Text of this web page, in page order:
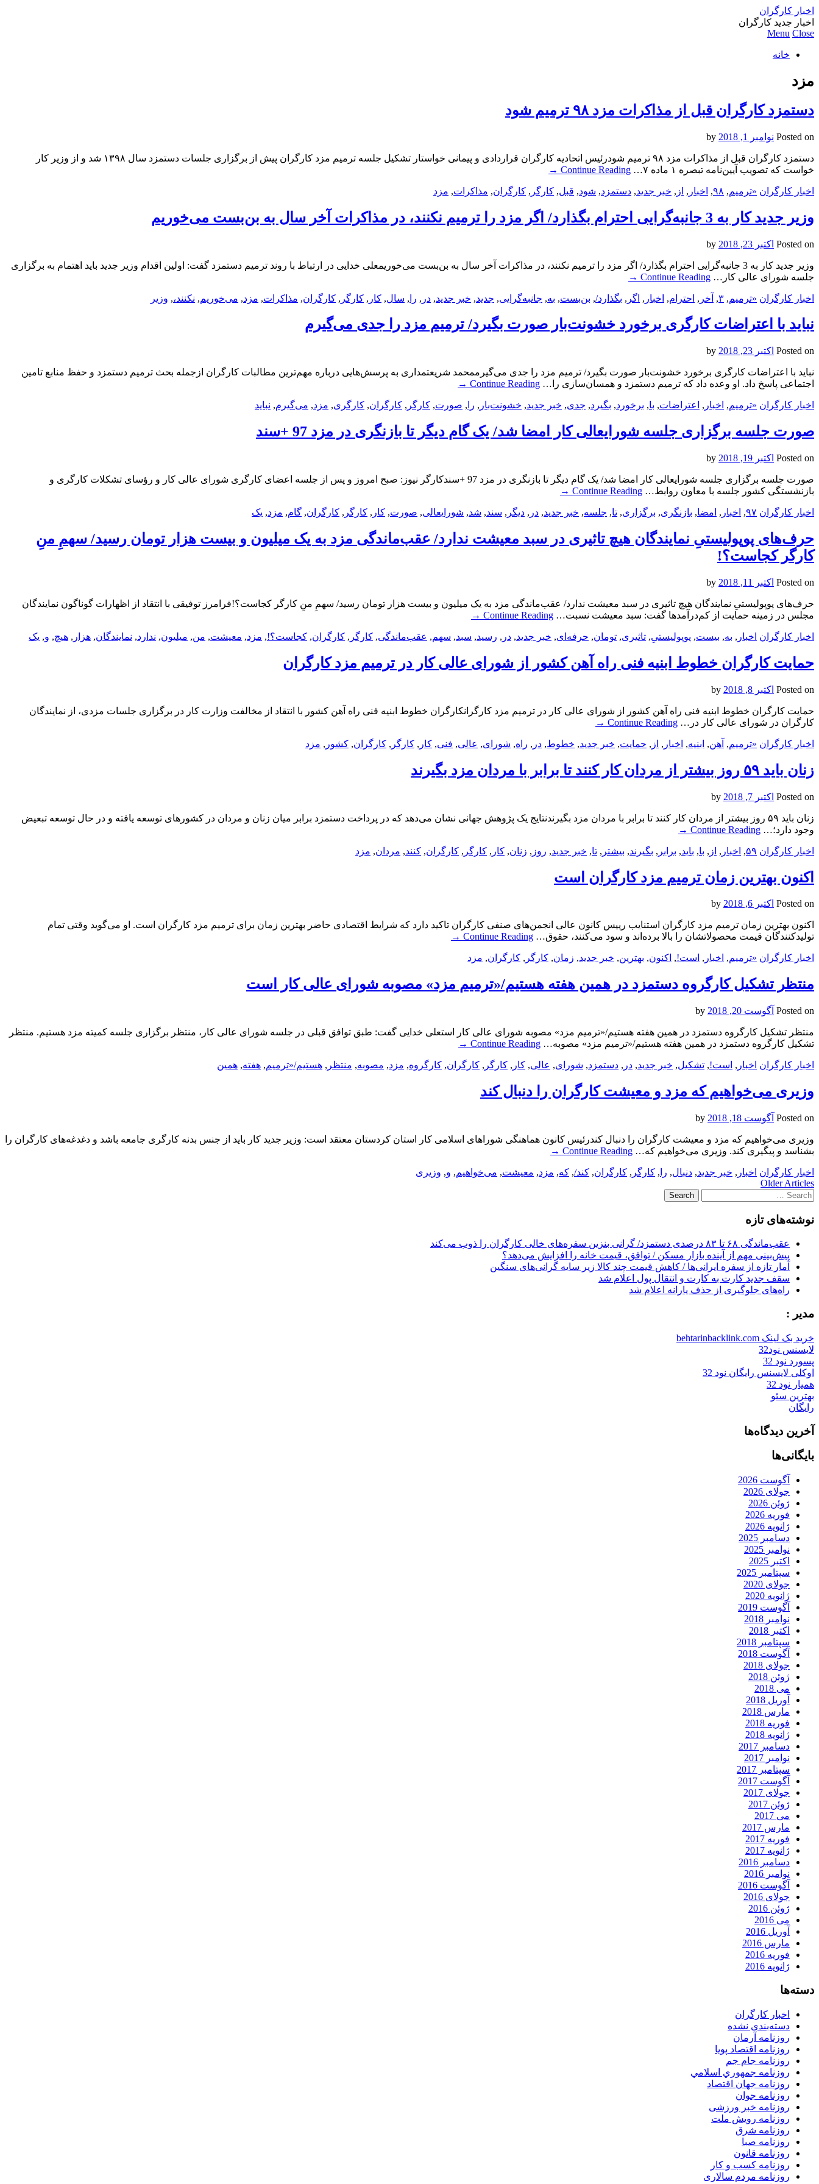
اخبار کارگران
اخبار جدید کارگران
Menu Close
خانه
مزد
دستمزد کارگران قبل از مذاکرات مزد ۹۸ ترمیم شود
Posted on نوامبر 1, 2018
دستمزد کارگران قبل از مذاکرات مزد ۹۸ ترمیم شودرئیس اتحادیه کارگران قراردادی و پیمانی خواستار تشکیل جلسه ترمیم مزد کارگران پیش از برگزاری جلسات دستمزد سال ۱۳۹۸ شد و از وزیر کار
خواست که تصویب آیین‌نامه تبصره ۱ ماده ۷…
Continue Reading
→
اخبار کارگران «ترمیم, ٩٨, اخبار , از , خبر جدید, دستمزد, شود, قبل, کارگر , کارگران, مذاکرات, مزد
وزیر جدید کار به 3 جانبه‌گرایی احترام بگذارد/ اگر مزد را ترمیم نکنند، در مذاکرات آخر سال به بن‌بست می‌خوریم
Posted on اکتبر 23, 2018
وزیر جدید کار به 3 جانبه‌گرایی احترام بگذارد/ اگر مزد را ترمیم نکنند، در مذاکرات آخر سال به بن‌بست می‌خوریمعلی خدایی در ارتباط با روند ترمیم دستمزد گفت: اولین اقدام وزیر جدید باید اهتمام به برگزاری
جلسه شورای عالی کار… Continue Reading
→
اخبار کارگران «ترمیم, ۳, آخر , احترام, اخبار , اگر , بگذارد/, بن‌بست, به, جانبه‌‌گرایی, جدید, خبر جدید, در , را , سال, کار , کارگر , کارگران, مذاکرات, مزد, می‌خوریم, نکنند،, وزیر
نباید با اعتراضات کارگری برخورد خشونت‌بار صورت بگیرد/ ترمیم مزد را جدی می‌گیرم
Posted on اکتبر 23, 2018
نباید با اعتراضات کارگری برخورد خشونت‌بار صورت بگیرد/ ترمیم مزد را جدی می‌گیرممحمد شریعتمداری به پرسش‌هایی درباره مهم‌ترین مطالبات کارگران ازجمله بحث ترمیم دستمزد و حفظ منابع تامین
اجتماعی پاسخ داد. او وعده داد که ترمیم دستمزد و همسان‌سازی را… Continue Reading
→
اخبار کارگران «ترمیم, اخبار , اعتراضات, با, برخورد, بگیرد, جدی, خبر جدید, خشونت‌بار , را , صورت, کارگر , کارگران, کارگری, مزد, می‌گیرم, نباید
صورت جلسه برگزاری جلسه شورایعالی کار امضا شد/ یک گام دیگر تا بازنگری در مزد 97 +سند
Posted on اکتبر 19, 2018
صورت جلسه برگزاری جلسه شورایعالی کار امضا شد/ یک گام دیگر تا بازنگری در مزد 97 +سندکارگر نیوز: صبح امروز و پس از جلسه اعضای کارگری شورای عالی کار و رؤسای تشکلات کارگری و
بازنشستگی کشور جلسه با معاون روابط… Continue Reading
→
اخبار کارگران ۹۷, اخبار , امضا, بازنگری, برگزاری, تا, جلسه, خبر جدید, در , دیگر , سند, شد, شورایعالی, صورت, کار , کارگر , کارگران, گام, مزد, یک
حرف‌های پوپولیستیِ نمایندگان هیچ تاثیری در سبد معیشت ندارد/ عقب‌ماندگی مزد به یک میلیون و بیست هزار تومان رسید/ سهمِ منِ
کارگر کجاست؟!
Posted on اکتبر 11, 2018
حرف‌های پوپولیستیِ نمایندگان هیچ تاثیری در سبد معیشت ندارد/ عقب‌ماندگی مزد به یک میلیون و بیست هزار تومان رسید/ سهمِ منِ کارگر کجاست؟!فرامرز توفیقی با انتقاد از اظهارات گوناگون نمایندگان
مجلس در زمینه حمایت از کم‌درآمدها گفت: سبد معیشت نسبت… Continue Reading
→
اخبار کارگران اخبار , به, بیست, پوپولیستیِ, تاثیری, تومان, حرفه‌ای, خبر جدید, در , رسید, سبد, سهم, عقب‌ماندگی, کارگر , کارگران, کجاست؟!, مزد, معیشت, من, میلیون, ندارد, نمایندگان, هزار , هیچ, و, یک
حمایت کارگران خطوط ابنیه فنی راه آهن کشور از شورای عالی کار در ترمیم مزد کارگران
Posted on اکتبر 8, 2018
حمایت کارگران خطوط ابنیه فنی راه آهن کشور از شورای عالی کار در ترمیم مزد کارگرانکارگران خطوط ابنیه فنی راه آهن کشور با انتقاد از مخالفت وزارت کار در برگزاری جلسات مزدی، از نمایندگان
کارگران در شورای عالی کار در… Continue Reading
→
اخبار کارگران «ترمیم, آهن, ابنیه, اخبار , از , حمایت, خبر جدید, خطوط, در , راه, شورای, عالی, فنی, کار , کارگر , کارگران, کشور , مزد
زنان باید ۵۹ روز بیشتر از مردان کار کنند تا برابر با مردان مزد بگیرند
Posted on اکتبر 7, 2018
زنان باید ۵۹ روز بیشتر از مردان کار کنند تا برابر با مردان مزد بگیرندنتایج یک پژوهش جهانی نشان می‌دهد که در پرداخت دستمزد برابر میان زنان و مردان در کشورهای توسعه یافته و در حال توسعه تبعیض
وجود دارد؛… Continue Reading
→
اخبار کارگران ۵۹, اخبار , از , با, باید, برابر , بگیرند, بیشتر , تا, خبر جدید, روز , زنان, کار , کارگر , کارگران, کنند, مردان, مزد
اکنون بهترین زمان ترمیم مزد کارگران است
Posted on اکتبر 6, 2018
اکنون بهترین زمان ترمیم مزد کارگران استنایب رییس کانون عالی انجمن‌های صنفی کارگران تاکید دارد که شرایط اقتصادی حاضر بهترین زمان برای ترمیم مزد کارگران است. او می‌گوید وقتی تمام
تولیدکنندگان قیمت محصولاتشان را بالا برده‌اند و سود می‌کنند، حقوق… Continue Reading
→
اخبار کارگران «ترمیم, اخبار , است!, اکنون, بهترین, خبر جدید, زمان, کارگر , کارگران, مزد
منتظر تشکیل کارگروه دستمزد در همین هفته هستیم/«ترمیم مزد» مصوبه شورای عالی کار است
Posted on آگوست 20, 2018
منتظر تشکیل کارگروه دستمزد در همین هفته هستیم/«ترمیم مزد» مصوبه شورای عالی کار استعلی خدایی گفت: طبق توافق قبلی در جلسه شورای عالی کار، منتظر برگزاری جلسه کمیته مزد هستیم. منتظر
تشکیل کارگروه دستمزد در همین هفته هستیم/«ترمیم مزد» مصوبه… Continue Reading
→
اخبار کارگران اخبار , است!, تشکیل, خبر جدید, در , دستمزد, شورای, عالی, کار , کارگر , کارگران, کارگروه, مزد, مصوبه, منتظر , هستیم/«ترمیم, هفته, همین
وزیری می‌خواهیم که مزد و معیشت کارگران را دنبال کند
Posted on آگوست 18, 2018
وزیری می‌خواهیم که مزد و معیشت کارگران را دنبال کندرئیس کانون هماهنگی شوراهای اسلامی کار استان کردستان معتقد است: وزیر جدید کار باید از جنس بدنه کارگری جامعه باشد و دغدغه‌های کارگران را
بشناسد و پیگیری کند. وزیری می‌خواهیم که… Continue Reading
→
اخبار کارگران اخبار , خبر جدید, دنبال, را , کارگر , کارگران, کند/, که, مزد, معیشت, می‌خواهیم, و, وزیری
Post
navigation
Older Articles
Search
for:
نوشته‌های تازه
عقب‌ماندگی ۶۸ تا ۸۳ درصدی دستمزد/ گرانی بنزین سفره‌های خالی کارگران را ذوب می‌کند
پیش‌بینی مهم از آینده بازار مسکن / توافق، قیمت خانه را افزایش می‌دهد؟
آمار تازه از سفره ایرانی‌ها / کاهش قیمت چند کالا زیر سایه گرانی‌های سنگین
سقف جدید کارت به کارت و انتقال پول اعلام شد
راه‌های جلوگیری از حذف یارانه اعلام شد
مدیر :
خرید بک لینک behtarinbacklink.com
لایسنس نود32
پسورد نود 32
اوکلی لایسنس رایگان نود 32
همیار نود 32
بهترین سئو
رایگان
آخرین دیدگاه‌ها
بایگانی‌ها
آگوست 2026
جولای 2026
ژوئن 2026
فوریه 2026
ژانویه 2026
دسامبر 2025
نوامبر 2025
اکتبر 2025
سپتامبر 2025
جولای 2020
ژانویه 2020
آگوست 2019
نوامبر 2018
اکتبر 2018
سپتامبر 2018
آگوست 2018
جولای 2018
ژوئن 2018
می 2018
آوریل 2018
مارس 2018
فوریه 2018
ژانویه 2018
دسامبر 2017
نوامبر 2017
سپتامبر 2017
آگوست 2017
جولای 2017
ژوئن 2017
می 2017
مارس 2017
فوریه 2017
ژانویه 2017
دسامبر 2016
نوامبر 2016
آگوست 2016
جولای 2016
ژوئن 2016
می 2016
آوریل 2016
مارس 2016
فوریه 2016
ژانویه 2016
دسته‌ها
اخبار کارگران
دسته‌بندی نشده
روزنامه آرمان
روزنامه اقتصاد پویا
روزنامه جام جم
روزنامه جمهوري اسلامي
روزنامه جهان اقتصاد
روزنامه جوان
روزنامه خبر ورزشى
روزنامه رویش ملت
روزنامه شرق
روزنامه صبا
روزنامه قانون
روزنامه كسب و كار
روزنامه مردم سالاری